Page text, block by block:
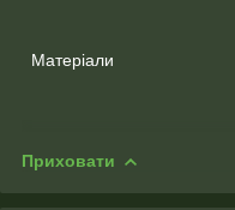
Матеріали
Приховати